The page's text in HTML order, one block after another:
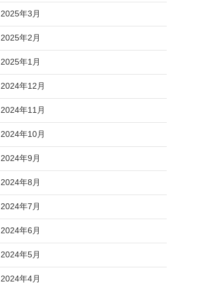
2025年3月
2025年2月
2025年1月
2024年12月
2024年11月
2024年10月
2024年9月
2024年8月
2024年7月
2024年6月
2024年5月
2024年4月